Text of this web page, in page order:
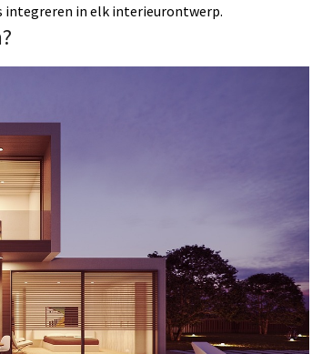
integreren in elk interieurontwerp.